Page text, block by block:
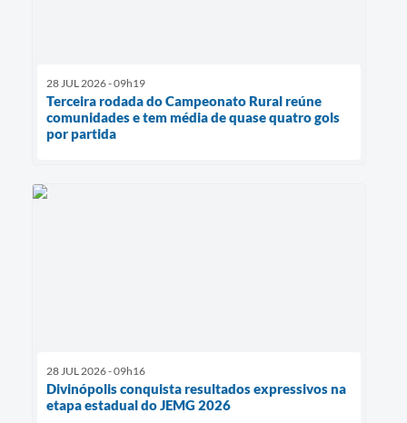
28 JUL 2026 - 09h19
Terceira rodada do Campeonato Rural reúne
comunidades e tem média de quase quatro gols
por partida
28 JUL 2026 - 09h16
Divinópolis conquista resultados expressivos na
etapa estadual do JEMG 2026